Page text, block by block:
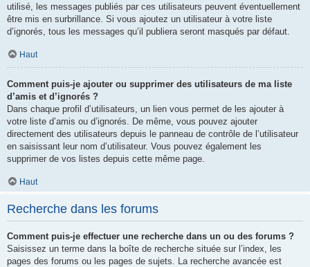
utilisé, les messages publiés par ces utilisateurs peuvent éventuellement
être mis en surbrillance. Si vous ajoutez un utilisateur à votre liste
d’ignorés, tous les messages qu’il publiera seront masqués par défaut.
Haut
Comment puis-je ajouter ou supprimer des utilisateurs de ma liste
d’amis et d’ignorés ?
Dans chaque profil d’utilisateurs, un lien vous permet de les ajouter à
votre liste d’amis ou d’ignorés. De même, vous pouvez ajouter
directement des utilisateurs depuis le panneau de contrôle de l’utilisateur
en saisissant leur nom d’utilisateur. Vous pouvez également les
supprimer de vos listes depuis cette même page.
Haut
Recherche dans les forums
Comment puis-je effectuer une recherche dans un ou des forums ?
Saisissez un terme dans la boîte de recherche située sur l’index, les
pages des forums ou les pages de sujets. La recherche avancée est